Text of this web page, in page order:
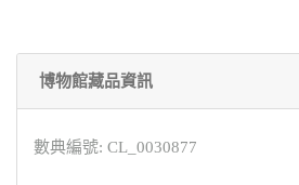
博物館藏品資訊
數典編號: CL_0030877